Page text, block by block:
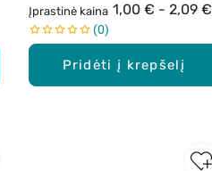
Pridėti į krepšelį
Įprastinė kaina 1,00 € - 2,09 €
0